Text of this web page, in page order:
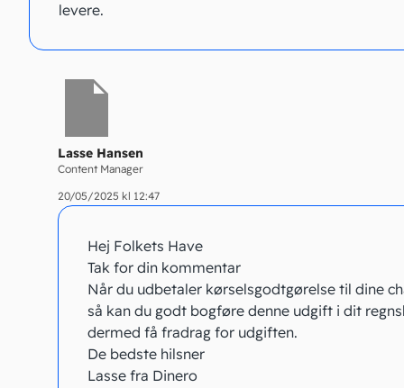
levere.
Lasse Hansen
Content Manager
20/05/2025 kl 12:47
Hej Folkets Have
Tak for din kommentar
Når du udbetaler kørselsgodtgørelse til dine
så kan du godt bogføre denne udgift i dit
dermed få fradrag for udgiften.
De bedste hilsner
Lasse fra Dinero